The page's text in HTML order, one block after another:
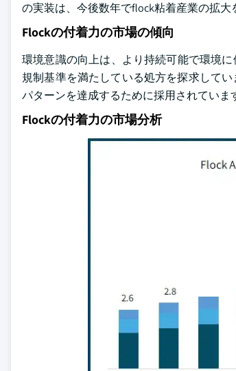
の実装は、今後数年でflock粘着産業の拡大
Flockの付着力の市場の傾向
環境意識の向上は、より持続可能で環境
規制基準を満たしている処方を探求して
パターンを達成するために採用されていま
Flockの付着力の市場分析